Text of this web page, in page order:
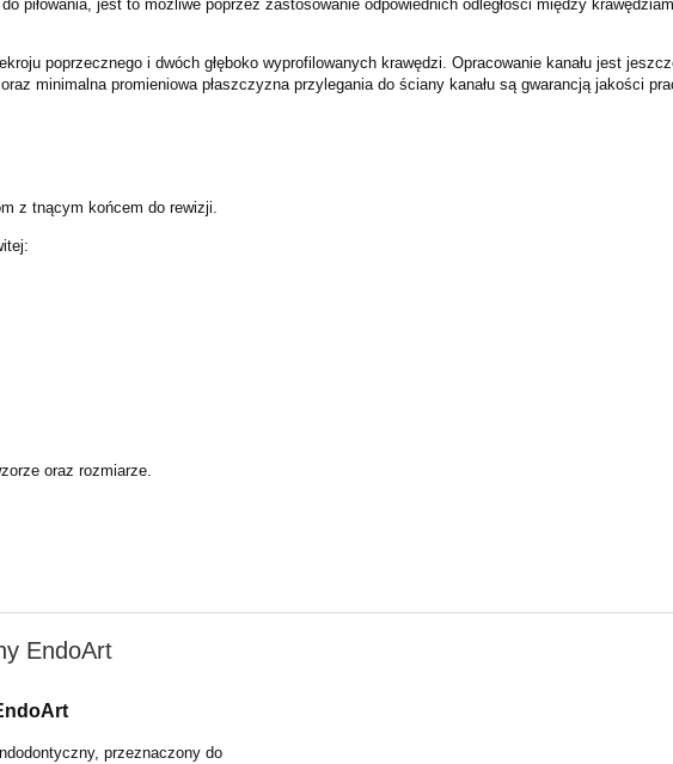
piłowania, jest to możliwe poprzez zastosowanie odpowiednich odległości między
poprzecznego i dwóch głęboko wyprofilowanych krawędzi. Opracowanie kanału jest
minimalna promieniowa płaszczyzna przylegania do ściany kanału są gwarancją jakości
z tnącym końcem do rewizji.
oraz rozmiarze.
EndoArt
przeznaczony do